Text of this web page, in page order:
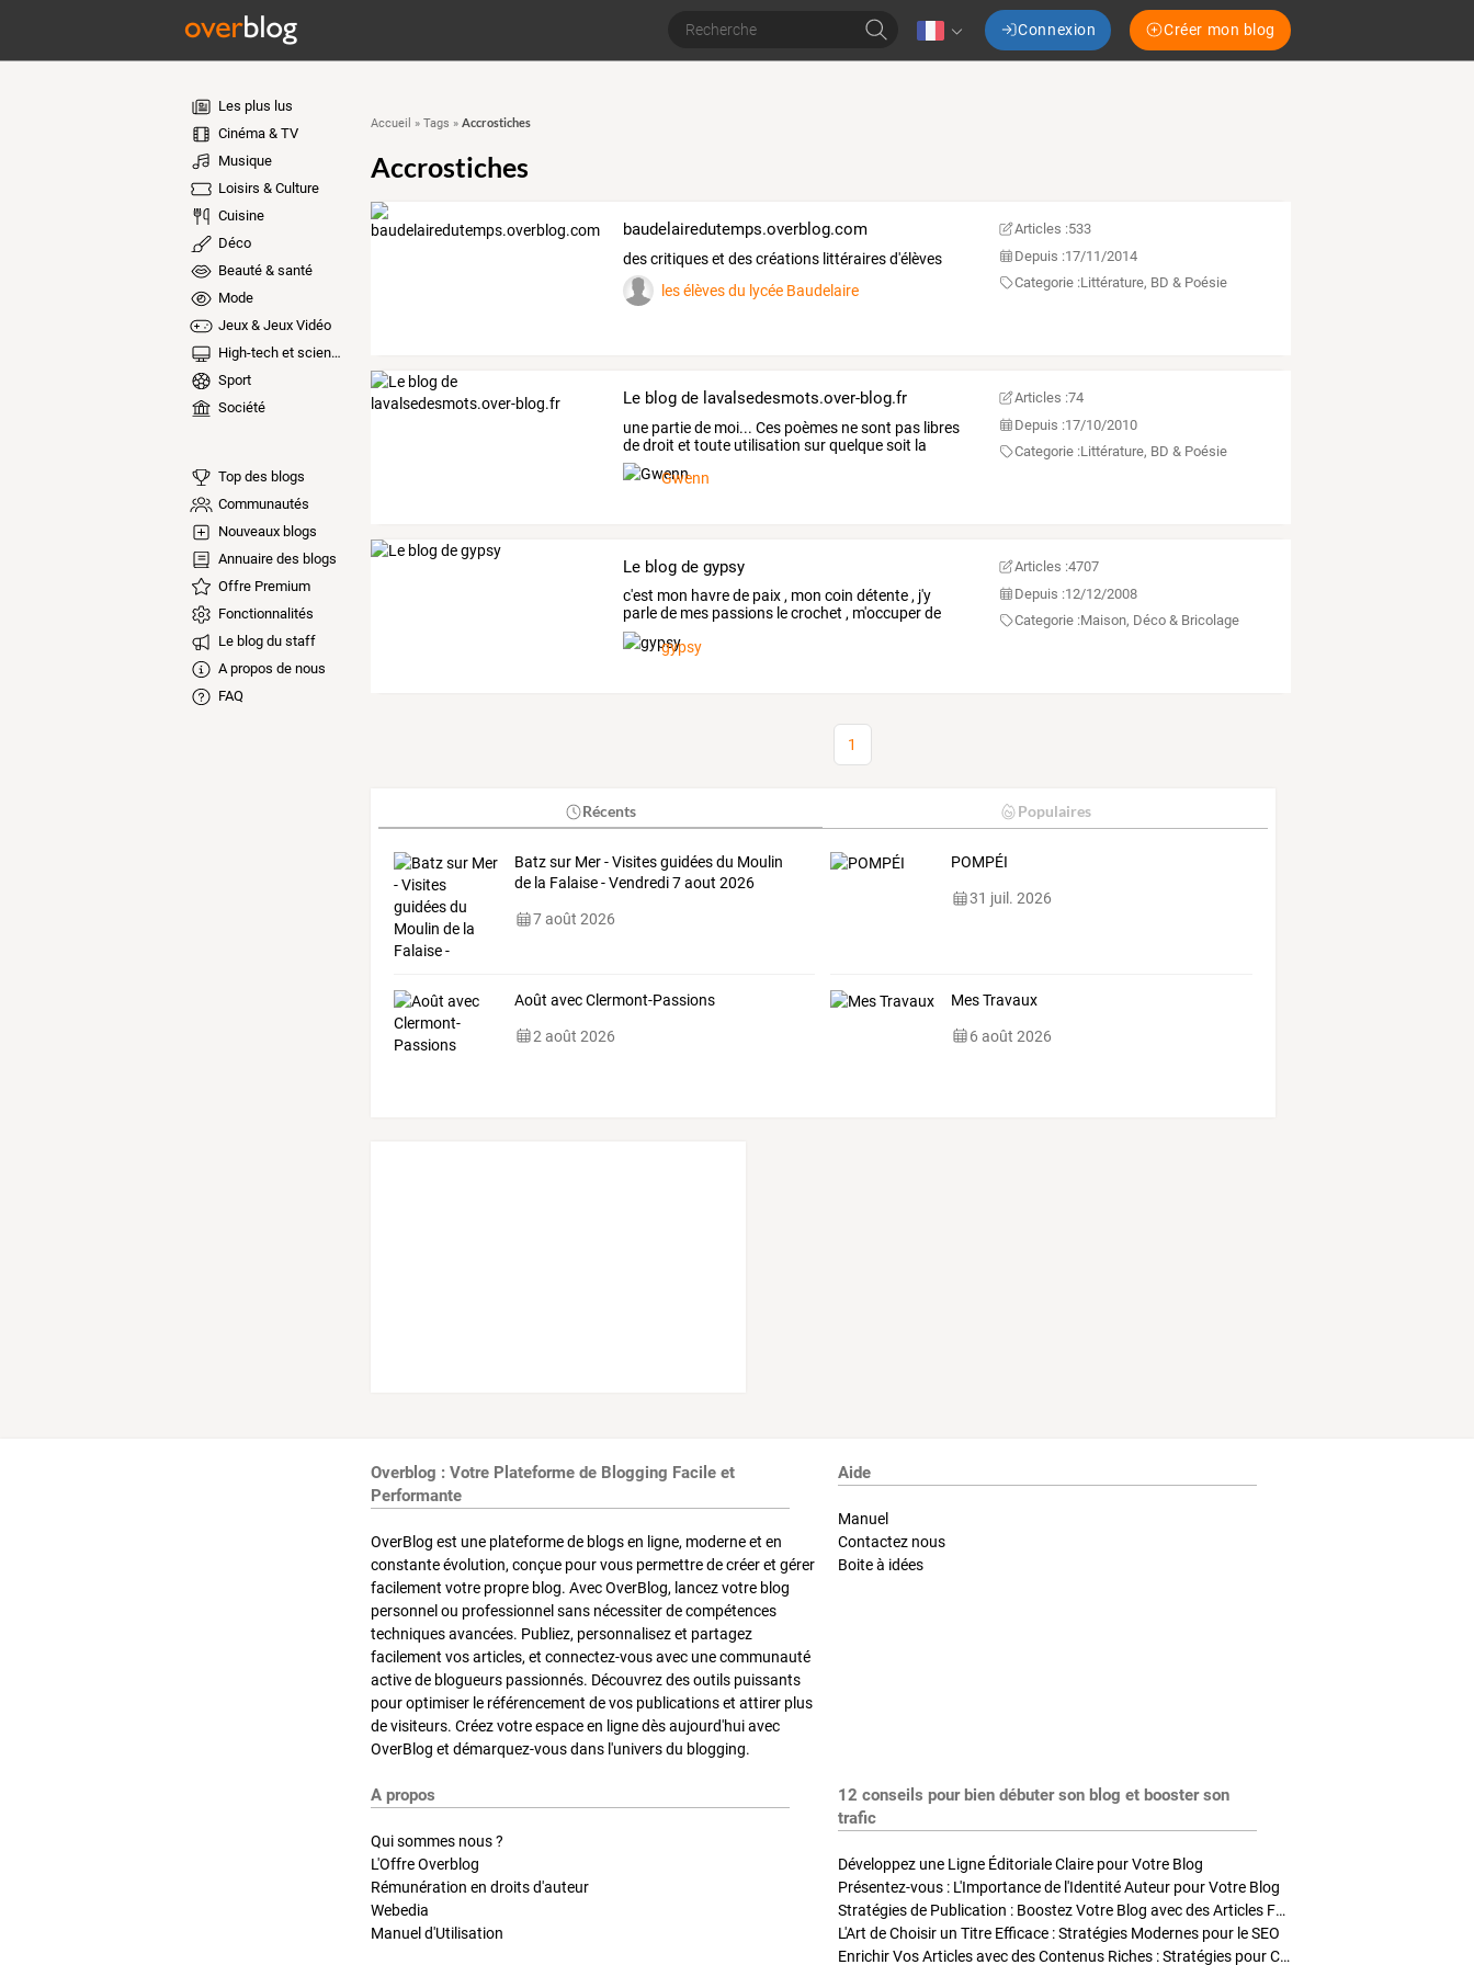
Connexion Créer mon blog
Les plus lus
Cinéma & TV
Musique
Loisirs & Culture
Cuisine
Déco
Beauté & santé
Mode
Jeux & Jeux Vidéo
High-tech et sciences
Sport
Société
Top des blogs
Communautés
Nouveaux blogs
Annuaire des blogs
Offre Premium
Fonctionnalités
Le blog du staff
A propos de nous
FAQ
Accueil » Tags » Accrostiches
Accrostiches
baudelairedutemps.overblog.com
des critiques et des créations littéraires d'élèves
les élèves du lycée Baudelaire
Articles :533
Depuis :17/11/2014
Categorie :Littérature, BD & Poésie
Le blog de lavalsedesmots.over-blog.fr
une partiede moi... Ces poèmes nesont pas libres
dedroit et toute utilisation surquelquesoit la
forme
Gwenn
Articles :74
Depuis :17/10/2010
Categorie :Littérature, BD & Poésie
Le blog de gypsy
c'est mon havrede paix, mon coin détente, j'y
parlede mes passions lecrochet , m'occuperde
mes
gypsy
Articles :4707
Depuis :12/12/2008
Categorie :Maison, Déco & Bricolage
1
Récents Populaires
Batz sur Mer - Visites guidées du Moulin
de la Falaise - Vendredi 7 aout 2026
7 août 2026
POMPÉI
31 juil. 2026
Août avec Clermont-Passions
2 août 2026
Mes Travaux
6 août 2026
Overblog : Votre Plateforme de Blogging Facile et
Performante
OverBlog est une plateforme de blogs en ligne, moderne et en
constante évolution, conçue pour vous permettre de créer et gérer
facilement votre propre blog. Avec OverBlog, lancez votre blog
personnel ou professionnel sans nécessiter de compétences
techniques avancées. Publiez, personnalisez et partagez
facilement vos articles, et connectez-vous avec une communauté
active de blogueurs passionnés. Découvrez des outils puissants
pour optimiser le référencement de vos publications et attirer plus
de visiteurs. Créez votre espace en ligne dès aujourd'hui avec
OverBlog et démarquez-vous dans l'univers du blogging.
Aide
Manuel
Contactez nous
Boite à idées
A propos
Qui sommes nous ?
L'Offre Overblog
Rémunération en droits d'auteur
Webedia
Manuel d'Utilisation
12 conseils pour bien débuter son blog et booster son
trafic
Développez une Ligne Éditoriale Claire pour Votre Blog
Présentez-vous : L'Importance de l'Identité Auteur pour Votre Blog
Stratégies de Publication : Boostez Votre Blog avec des Articles Fréquents et Exclusifs
L'Art de Choisir un Titre Efficace : Stratégies Modernes pour le SEO
Enrichir Vos Articles avec des Contenus Riches : Stratégies pour Captiver et Optimiser